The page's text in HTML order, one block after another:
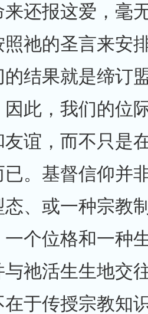
还报这爱，毫
祂的圣言来安
结果就是缔订
因此，我们的位
谊，而不只是
已。基督信仰并
态、或一种宗教
个位格和一种
祂活生生地交
于传授宗教知